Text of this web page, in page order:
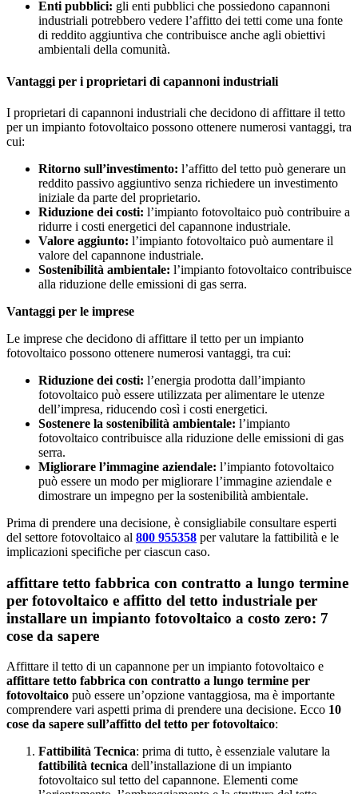
Enti pubblici: gli enti pubblici che possiedono capannoni
industriali potrebbero vedere l’affitto dei tetti come una fonte
di reddito aggiuntiva che contribuisce anche agli obiettivi
ambientali della comunità.
Vantaggi per i proprietari di capannoni industriali
I proprietari di capannoni industriali che decidono di affittare il tetto
per un impianto fotovoltaico possono ottenere numerosi vantaggi, tra
cui:
Ritorno sull’investimento: l’affitto del tetto può generare un
reddito passivo aggiuntivo senza richiedere un investimento
iniziale da parte del proprietario.
Riduzione dei costi: l’impianto fotovoltaico può contribuire a
ridurre i costi energetici del capannone industriale.
Valore aggiunto: l’impianto fotovoltaico può aumentare il
valore del capannone industriale.
Sostenibilità ambientale: l’impianto fotovoltaico contribuisce
alla riduzione delle emissioni di gas serra.
Vantaggi per le imprese
Le imprese che decidono di affittare il tetto per un impianto
fotovoltaico possono ottenere numerosi vantaggi, tra cui:
Riduzione dei costi: l’energia prodotta dall’impianto
fotovoltaico può essere utilizzata per alimentare le utenze
dell’impresa, riducendo così i costi energetici.
Sostenere la sostenibilità ambientale: l’impianto
fotovoltaico contribuisce alla riduzione delle emissioni di gas
serra.
Migliorare l’immagine aziendale: l’impianto fotovoltaico
può essere un modo per migliorare l’immagine aziendale e
dimostrare un impegno per la sostenibilità ambientale.
Prima di prendere una decisione, è consigliabile consultare esperti
del settore fotovoltaico al 800 955358 per valutare la fattibilità e le
implicazioni specifiche per ciascun caso.
affittare tetto fabbrica con contratto a lungo termine
per fotovoltaico e affitto del tetto industriale per
installare un impianto fotovoltaico a costo zero: 7
cose da sapere
Affittare il tetto di un capannone per un impianto fotovoltaico e
affittare tetto fabbrica con contratto a lungo termine per
fotovoltaico può essere un’opzione vantaggiosa, ma è importante
comprendere vari aspetti prima di prendere una decisione. Ecco 10
cose da sapere sull’affitto del tetto per fotovoltaico:
Fattibilità Tecnica: prima di tutto, è essenziale valutare la
fattibilità tecnica dell’installazione di un impianto
fotovoltaico sul tetto del capannone. Elementi come